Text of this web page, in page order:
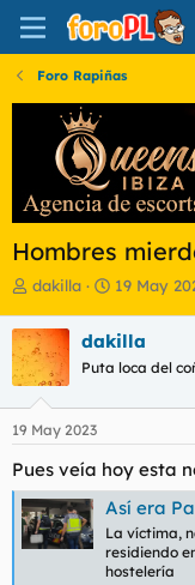
Foro Rapiñas
Hombres
I
i
c
a
d
o
d
e
l
t
dakilla
F
h
a
e
i
o
19 May
dakilla
Puta loca del
19 May 2023
Pues veía hoy esta
Así era Paula, la
La víctima,
residiendo
hostelería